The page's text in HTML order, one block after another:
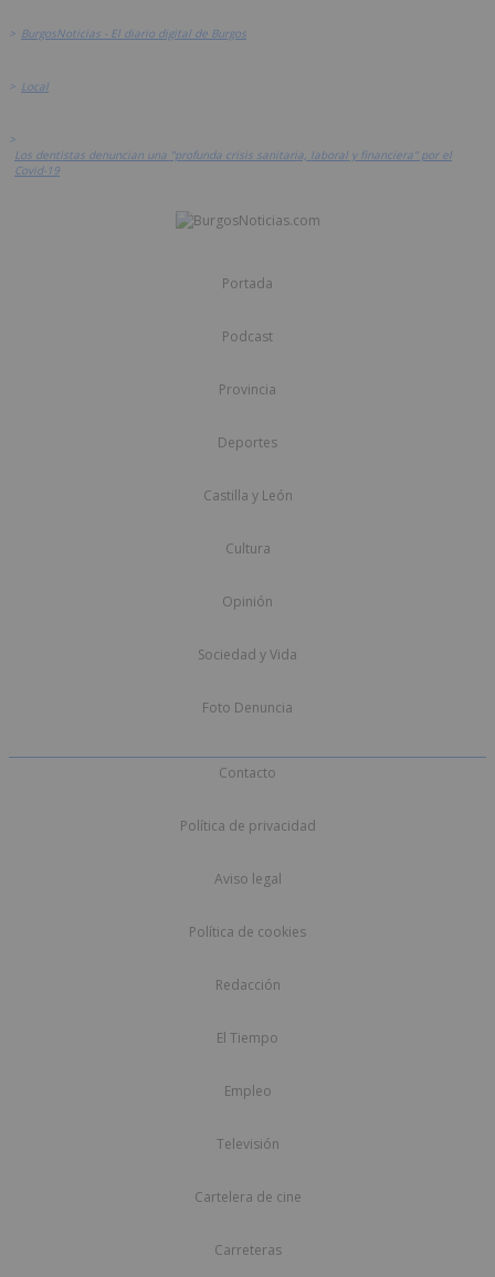
> BurgosNoticias - El diario digital de Burgos
> Local
>
Los dentistas denuncian una "profunda crisis sanitaria, laboral y financiera" por el
Covid-19
Portada
Podcast
Provincia
Deportes
Castilla y León
Cultura
Opinión
Sociedad y Vida
Foto Denuncia
Contacto
Política de privacidad
Aviso legal
Política de cookies
Redacción
El Tiempo
Empleo
Televisión
Cartelera de cine
Carreteras